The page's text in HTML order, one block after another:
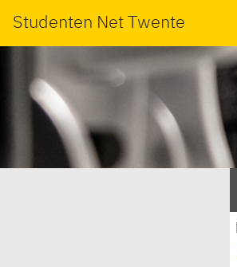
Studenten Net Twente